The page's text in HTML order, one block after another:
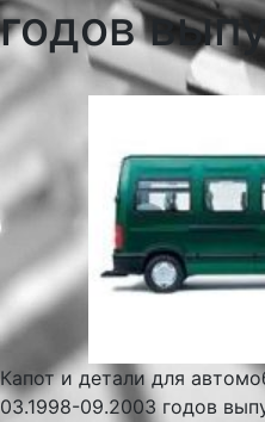
годов
Капот и детали для
03.1998-09.2003 годов